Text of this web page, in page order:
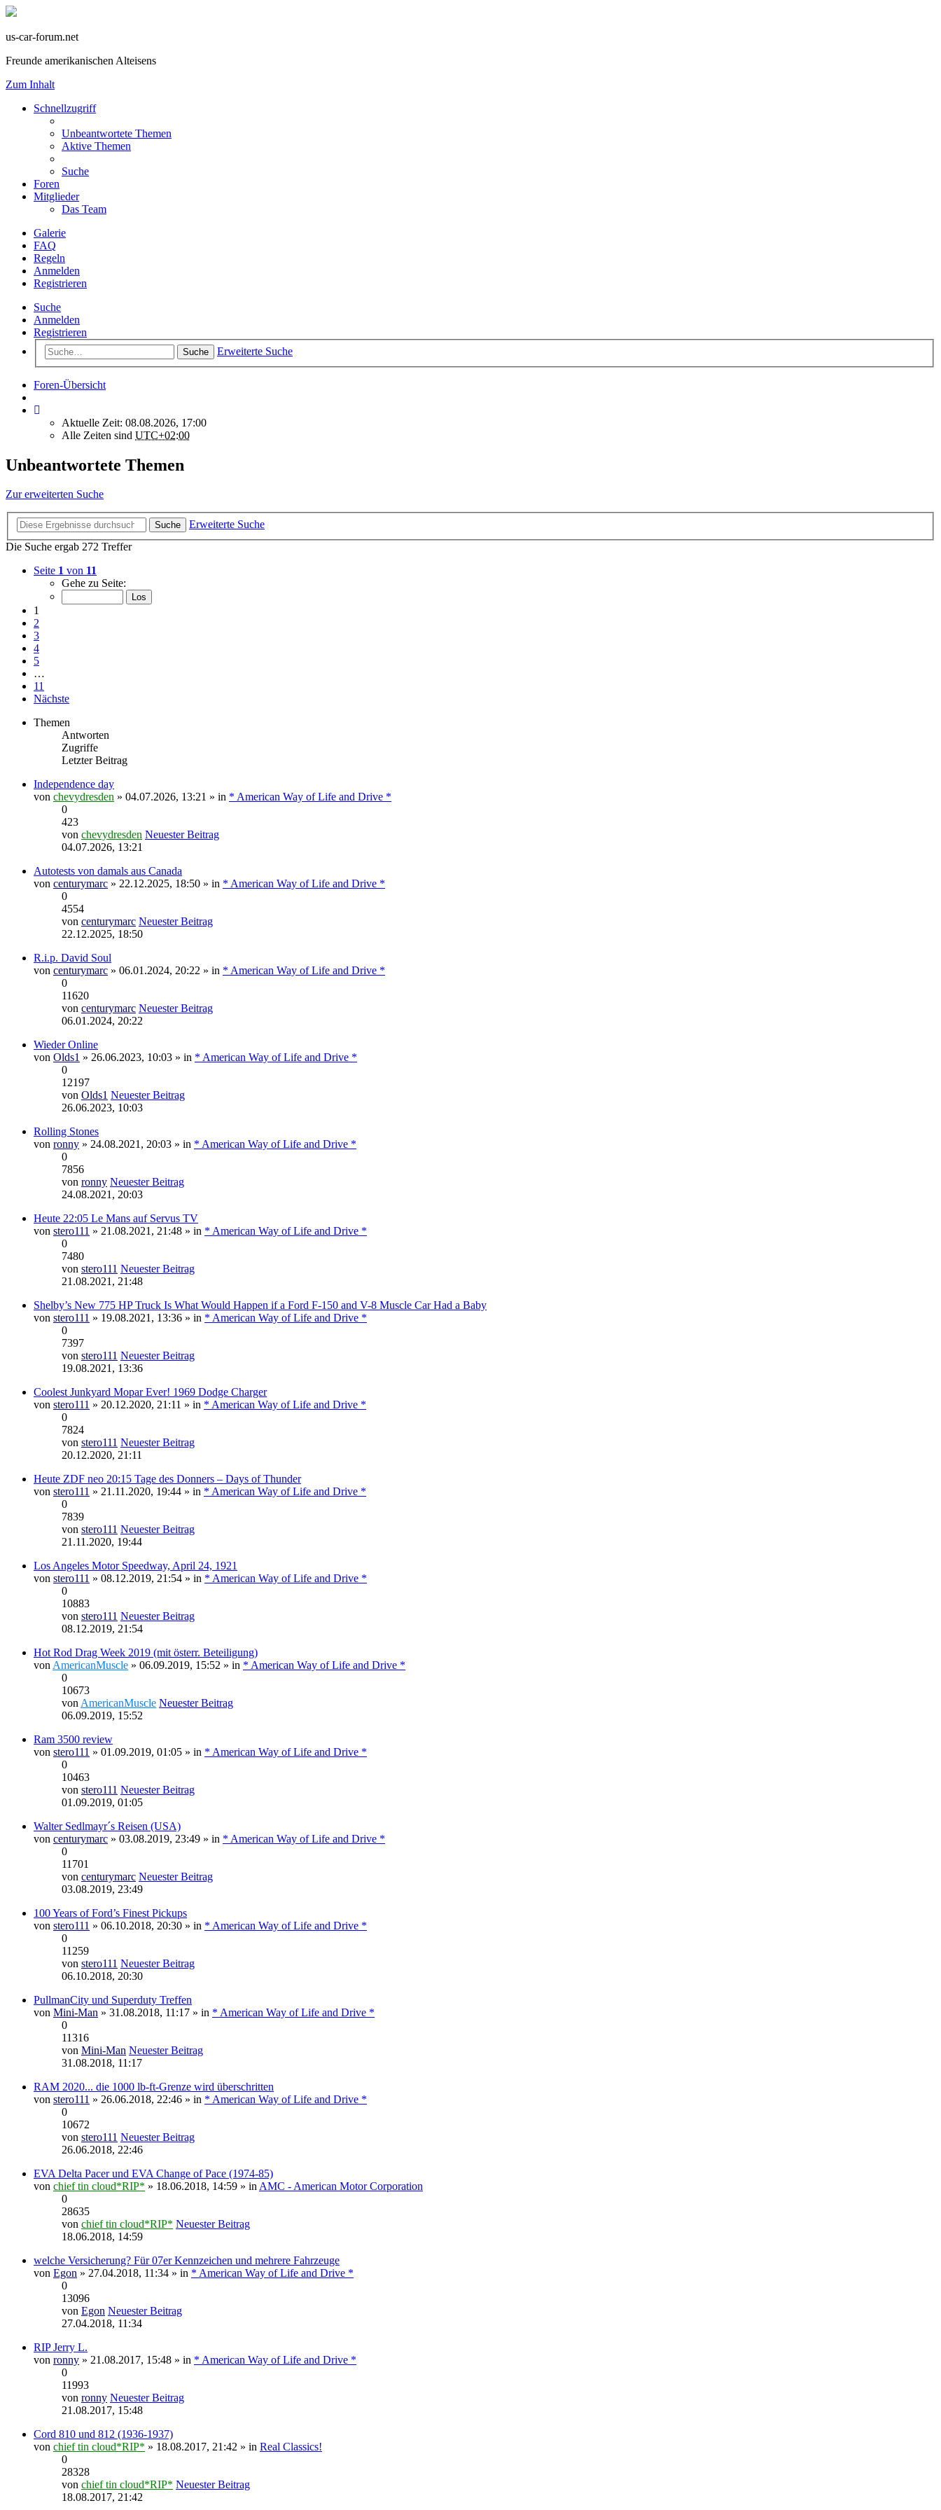
us-car-forum.net
Freunde amerikanischen Alteisens
Zum Inhalt
Schnellzugriff
Unbeantwortete Themen
Aktive Themen
Suche
Foren
Mitglieder
Das Team
Galerie
FAQ
Regeln
Anmelden
Registrieren
Suche
Anmelden
Registrieren
Suche Erweiterte Suche
Foren-Übersicht
Aktuelle Zeit: 08.08.2026, 17:00
Alle Zeiten sind UTC+02:00
Unbeantwortete Themen
Zur erweiterten Suche
Suche
Erweiterte Suche
Die Suche ergab 272 Treffer
Seite 1 von 11
Gehe zu Seite:
1
2
3
4
5
…
11
Nächste
Themen
Antworten
Zugriffe
Letzter Beitrag
Independence day
von chevydresden » 04.07.2026, 13:21 » in * American Way of Life and Drive *
0
423
von chevydresden Neuester Beitrag
04.07.2026, 13:21
Autotests von damals aus Canada
von centurymarc » 22.12.2025, 18:50 » in * American Way of Life and Drive *
0
4554
von centurymarc Neuester Beitrag
22.12.2025, 18:50
R.i.p. David Soul
von centurymarc » 06.01.2024, 20:22 » in * American Way of Life and Drive *
0
11620
von centurymarc Neuester Beitrag
06.01.2024, 20:22
Wieder Online
von Olds1 » 26.06.2023, 10:03 » in * American Way of Life and Drive *
0
12197
von Olds1 Neuester Beitrag
26.06.2023, 10:03
Rolling Stones
von ronny » 24.08.2021, 20:03 » in * American Way of Life and Drive *
0
7856
von ronny Neuester Beitrag
24.08.2021, 20:03
Heute 22:05 Le Mans auf Servus TV
von stero111 » 21.08.2021, 21:48 » in * American Way of Life and Drive *
0
7480
von stero111 Neuester Beitrag
21.08.2021, 21:48
Shelby’s New 775 HP Truck Is What Would Happen if a Ford F-150 and V-8 Muscle Car Had a Baby
von stero111 » 19.08.2021, 13:36 » in * American Way of Life and Drive *
0
7397
von stero111 Neuester Beitrag
19.08.2021, 13:36
Coolest Junkyard Mopar Ever! 1969 Dodge Charger
von stero111 » 20.12.2020, 21:11 » in * American Way of Life and Drive *
0
7824
von stero111 Neuester Beitrag
20.12.2020, 21:11
Heute ZDF neo 20:15 Tage des Donners – Days of Thunder
von stero111 » 21.11.2020, 19:44 » in * American Way of Life and Drive *
0
7839
von stero111 Neuester Beitrag
21.11.2020, 19:44
Los Angeles Motor Speedway, April 24, 1921
von stero111 » 08.12.2019, 21:54 » in * American Way of Life and Drive *
0
10883
von stero111 Neuester Beitrag
08.12.2019, 21:54
Hot Rod Drag Week 2019 (mit österr. Beteiligung)
von AmericanMuscle » 06.09.2019, 15:52 » in * American Way of Life and Drive *
0
10673
von AmericanMuscle Neuester Beitrag
06.09.2019, 15:52
Ram 3500 review
von stero111 » 01.09.2019, 01:05 » in * American Way of Life and Drive *
0
10463
von stero111 Neuester Beitrag
01.09.2019, 01:05
Walter Sedlmayr´s Reisen (USA)
von centurymarc » 03.08.2019, 23:49 » in * American Way of Life and Drive *
0
11701
von centurymarc Neuester Beitrag
03.08.2019, 23:49
100 Years of Ford’s Finest Pickups
von stero111 » 06.10.2018, 20:30 » in * American Way of Life and Drive *
0
11259
von stero111 Neuester Beitrag
06.10.2018, 20:30
PullmanCity und Superduty Treffen
von Mini-Man » 31.08.2018, 11:17 » in * American Way of Life and Drive *
0
11316
von Mini-Man Neuester Beitrag
31.08.2018, 11:17
RAM 2020... die 1000 lb-ft-Grenze wird überschritten
von stero111 » 26.06.2018, 22:46 » in * American Way of Life and Drive *
0
10672
von stero111 Neuester Beitrag
26.06.2018, 22:46
EVA Delta Pacer und EVA Change of Pace (1974-85)
von chief tin cloud*RIP* » 18.06.2018, 14:59 » in AMC - American Motor Corporation
0
28635
von chief tin cloud*RIP* Neuester Beitrag
18.06.2018, 14:59
welche Versicherung? Für 07er Kennzeichen und mehrere Fahrzeuge
von Egon » 27.04.2018, 11:34 » in * American Way of Life and Drive *
0
13096
von Egon Neuester Beitrag
27.04.2018, 11:34
RIP Jerry L.
von ronny » 21.08.2017, 15:48 » in * American Way of Life and Drive *
0
11993
von ronny Neuester Beitrag
21.08.2017, 15:48
Cord 810 und 812 (1936-1937)
von chief tin cloud*RIP* » 18.08.2017, 21:42 » in Real Classics!
0
28328
von chief tin cloud*RIP* Neuester Beitrag
18.08.2017, 21:42